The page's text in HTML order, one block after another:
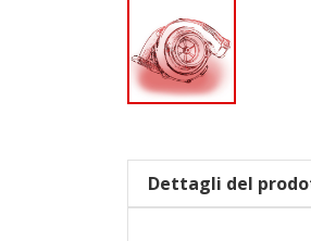
Dettagli del